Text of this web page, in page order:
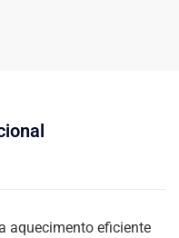
aquecimento eficiente